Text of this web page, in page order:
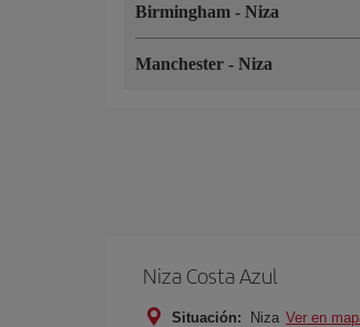
Birmingham - Niza
Manchester - Niza
Niza Costa Azul
Situación: Niza Ver en